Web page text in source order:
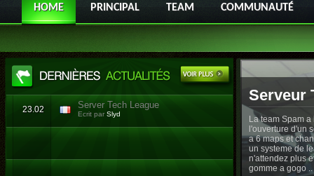
HOME PRINCIPAL TEAM COMMUNAUTÉ
23.02 Server Tech League
Ecrit par Slyd
Serveur
La team Spam
l'ouverture d'un
a 6 maps et
un systeme de
n'attendez plus
gomme a gogo ..